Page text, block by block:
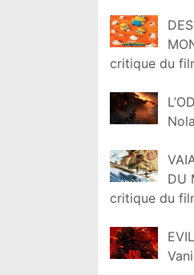
critique du
DU
critique du